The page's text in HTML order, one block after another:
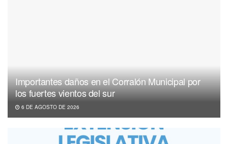
Importantes daños en el Corralón Municipal por
los fuertes vientos del sur
6 DE AGOSTO DE 2026